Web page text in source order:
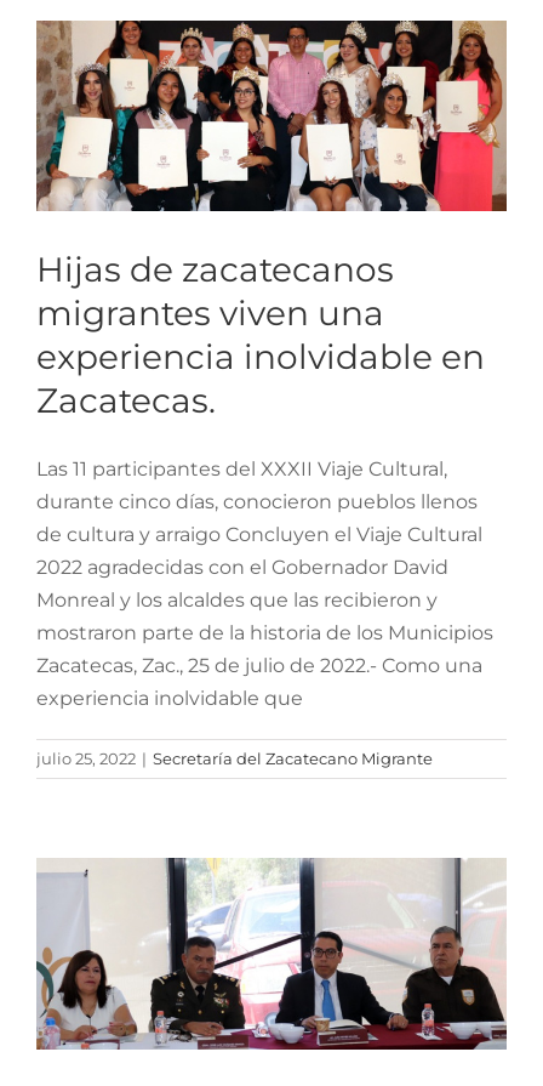
Trámites y Servicios
Transparencia
MOBI
Conoce Zacatecas
Proceso Electoral Poder Judicial
en Zacatecas.
Hijas de zacatecanos
migrantes viven una
experiencia inolvidable en
Zacatecas.
Las 11 participantes del XXXII Viaje Cultural,
durante cinco días, conocieron pueblos llenos
de cultura y arraigo Concluyen el Viaje Cultural
2022 agradecidas con el Gobernador David
Monreal y los alcaldes que las recibieron y
mostraron parte de la historia de los Municipios
Zacatecas, Zac., 25 de julio de 2022.- Como una
experiencia inolvidable que
julio 25, 2022 | Secretaría del Zacatecano Migrante
2022 del Programa
Zacatecas.